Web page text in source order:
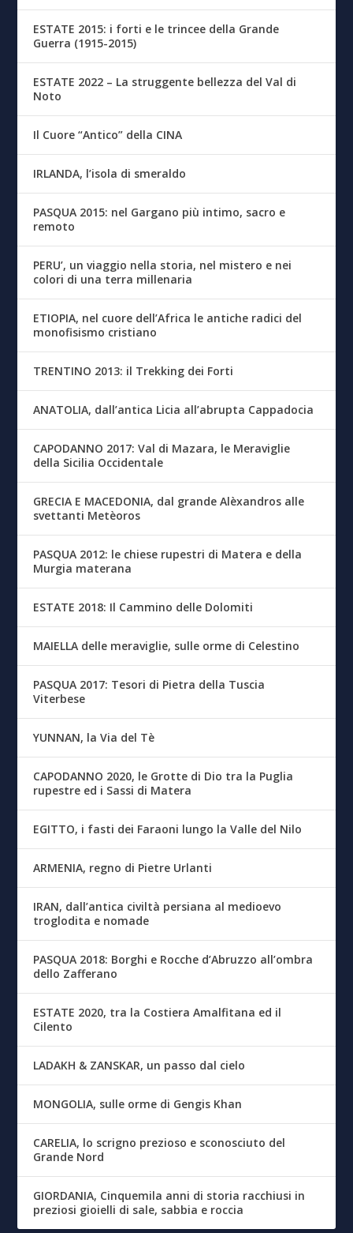
ESTATE 2015: i forti e le trincee della Grande
Guerra (1915-2015)
ESTATE 2022 – La struggente bellezza del Val di
Noto
Il Cuore “Antico” della CINA
IRLANDA, l’isola di smeraldo
PASQUA 2015: nel Gargano più intimo, sacro e
remoto
PERU’, un viaggio nella storia, nel mistero e nei
colori di una terra millenaria
ETIOPIA, nel cuore dell’Africa le antiche radici del
monofisismo cristiano
TRENTINO 2013: il Trekking dei Forti
ANATOLIA, dall’antica Licia all’abrupta Cappadocia
CAPODANNO 2017: Val di Mazara, le Meraviglie
della Sicilia Occidentale
GRECIA E MACEDONIA, dal grande Alèxandros alle
svettanti Metèoros
PASQUA 2012: le chiese rupestri di Matera e della
Murgia materana
ESTATE 2018: Il Cammino delle Dolomiti
MAIELLA delle meraviglie, sulle orme di Celestino
PASQUA 2017: Tesori di Pietra della Tuscia
Viterbese
YUNNAN, la Via del Tè
CAPODANNO 2020, le Grotte di Dio tra la Puglia
rupestre ed i Sassi di Matera
EGITTO, i fasti dei Faraoni lungo la Valle del Nilo
ARMENIA, regno di Pietre Urlanti
IRAN, dall’antica civiltà persiana al medioevo
troglodita e nomade
PASQUA 2018: Borghi e Rocche d’Abruzzo all’ombra
dello Zafferano
ESTATE 2020, tra la Costiera Amalfitana ed il
Cilento
LADAKH & ZANSKAR, un passo dal cielo
MONGOLIA, sulle orme di Gengis Khan
CARELIA, lo scrigno prezioso e sconosciuto del
Grande Nord
GIORDANIA, Cinquemila anni di storia racchiusi in
preziosi gioielli di sale, sabbia e roccia